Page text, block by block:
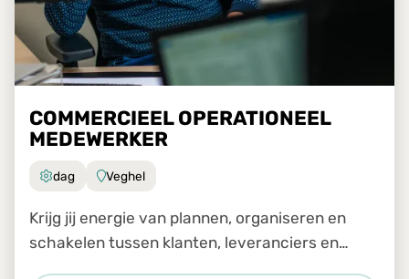
COMMERCIEEL OPERATIONEEL
MEDEWERKER
dag Veghel
Krijg jij energie van plannen, organiseren en
schakelen tussen klanten, leveranciers en